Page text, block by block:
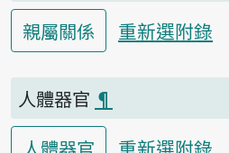
親屬關係
重新選附錄
人體器官 ¶
重新選附錄